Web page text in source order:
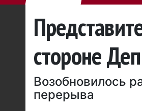
стороне
Возобновилось
перерыва